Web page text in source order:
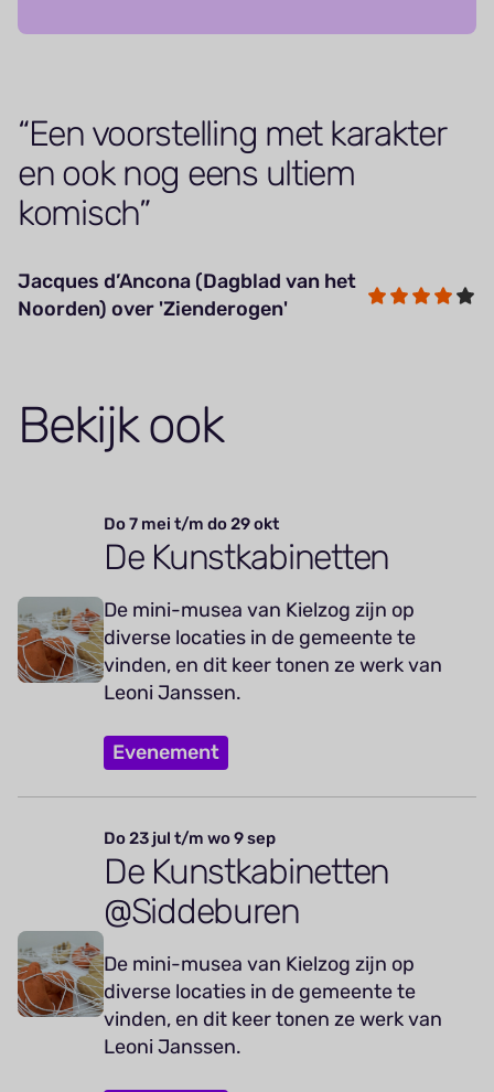
Een voorstelling met karakter
en ook nog eens ultiem
komisch
Jacques d’Ancona (Dagblad van het
Noorden) over 'Zienderogen'
Bekijk ook
Do 7 mei t/m do 29 okt
De Kunstkabinetten
De mini-musea van Kielzog zijn op
diverse locaties in de gemeente te
vinden, en dit keer tonen ze werk van
Leoni Janssen.
Evenement
Do 23 jul t/m wo 9 sep
De Kunstkabinetten
@Siddeburen
De mini-musea van Kielzog zijn op
diverse locaties in de gemeente te
vinden, en dit keer tonen ze werk van
Leoni Janssen.